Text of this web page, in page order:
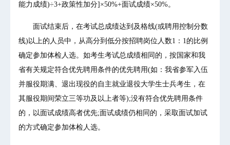
能力成绩)÷3+政策性加分]×50%+面试成绩×50%。
面试结束后，在考试总成绩达到及格线(或聘用控制分数
线)以上的人员中，从高分到低分按招聘岗位人数1：1的比例
确定参加体检人选。如考生考试总成绩相同的，按国家和我
省有关规定符合优先聘用条件的优先聘用(如：我省参军入伍
并服役期满、退出现役的自主就业退役大学生士兵考生，在
其服役期间荣立三等功及以上者等);没有符合优先聘用条件
的，以面试成绩高者优先;面试成绩仍相同的，采取面试加试
的方式确定参加体检人选。